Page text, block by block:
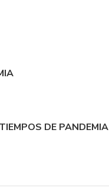
DE PANDEMIA